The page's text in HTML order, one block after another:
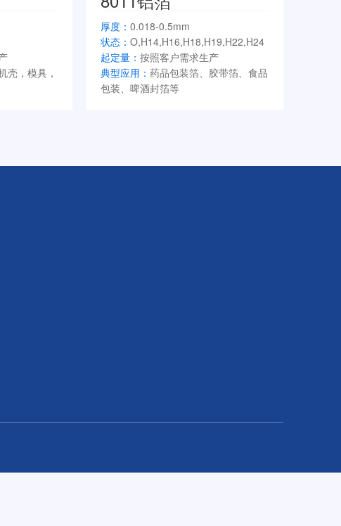
壳，模具，
厚度： 0.018-0.5mm
状态： O,H14,H16,H18,H19,H22,H24
起定量： 按照客户需求生产
典型应用： 药品包装箔、胶带箔、食品
包装、啤酒封箔等